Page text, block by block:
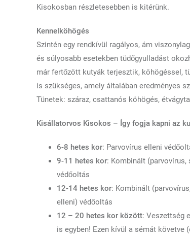
Kisokosban részletesebben is kitérünk.
Kennelköhögés
Szintén egy rendkívül ragályos, ám
és súlyosabb esetekben tüdőgyulladást
már fertőzött kutyák terjesztik, köhögéssel,
is szükséges, amely általában eredményes
Tünetek: száraz, csattanós köhögés,
Kisállatorvos Kisokos – Így fogja kapni az
6-8 hetes kor: Parvovírus elleni
9-11 hetes kor: Kombinált
védőoltás
12-14 hetes kor: Kombinált
elleni) védőoltás
12 – 20 hetes kor között: Veszettség
is egyben! Ezen kívül a sémát követve